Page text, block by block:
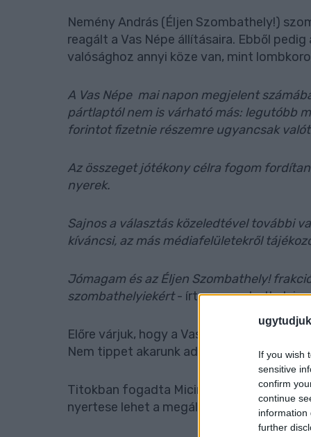
If you wish
sensitive
confirm
continue
information
further
Nemény András (Éljen Szombathely!)
reagált a Vas Népe állításaira. Ebből
valósághoz annyi köze van, mint
A Vas Népe mai napon megjelent
pártlaptól nem is várható más: legutóbb
forintot fizetnie részemre ugyancsak
Az összeget jótékony célra fogom
nyerek.
Sajnos a választás közeledtével további
kíváncsi, az más médiafelületekről
Jómagam és az Éljen Szombathely!
szombathelyiekért- írta a szombathelyi
Előre várjuk, hogy a Vas Népe
Nem tippet akarunk adni, csak
Titokban fogadta Micimackót Nemény
nyertese lehet a megállapodásnak.